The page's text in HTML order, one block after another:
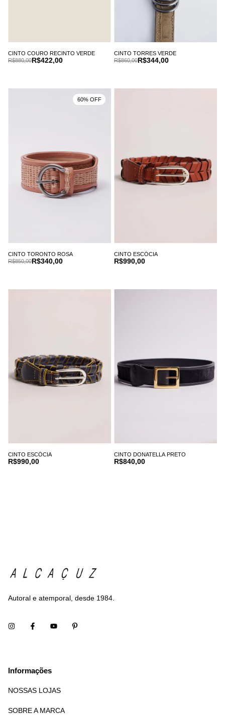
CINTO COURO RECINTO VERDE
R$422,00
R$880,00
CINTO TORRES VERDE
R$344,00
R$860,00
CINTO TORONTO ROSA
R$340,00
R$850,00
60% OFF
CINTO ESCÓCIA
R$990,00
CINTO ESCÓCIA
R$990,00
CINTO DONATELLA PRETO
R$840,00
Autoral e atemporal, desde 1984.
Informações
NOSSAS LOJAS
SOBRE A MARCA